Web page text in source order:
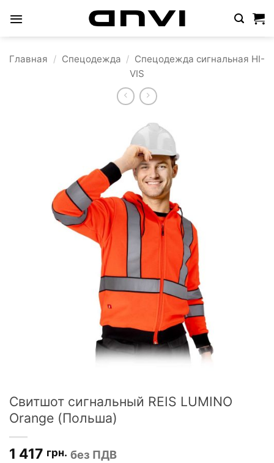
content
Главная / Спецодежда / Спецодежда сигнальная HI-
VIS
Свитшот сигнальный REIS LUMINO
Orange (Польша)
1 417 грн. без ПДВ